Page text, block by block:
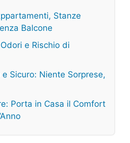
Stanze
Balcone
e Rischio di
Sicuro: Niente Sorprese,
Porta in Casa il Comfort